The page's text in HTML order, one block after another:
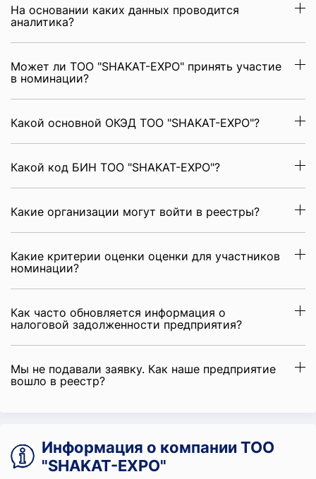
На основании каких данных проводится
аналитика?
Может ли ТОО "SHAKAT-EXPO" принять участие
в номинации?
Какой основной ОКЭД ТОО "SHAKAT-EXPO"?
Какой код БИН ТОО "SHAKAT-EXPO"?
Какие организации могут войти в реестры?
Какие критерии оценки оценки для участников
номинации?
Как часто обновляется информация о
налоговой задолженности предприятия?
Мы не подавали заявку. Как наше предприятие
вошло в реестр?
Информация о компании ТОО
"SHAKAT-EXPO"